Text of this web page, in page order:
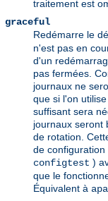
traitement est
graceful
Redémarre le
n'est pas en
d'un
pas fermées.
journaux ne
que si l'on
suffisant sera
journaux seront
de rotation.
de
configtest )
que le
Équivalent à